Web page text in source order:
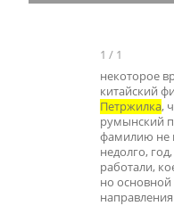
1 / 1
некоторое
китайский
Петржилка,
румынский
фамилию не
недолго,
работали,
но